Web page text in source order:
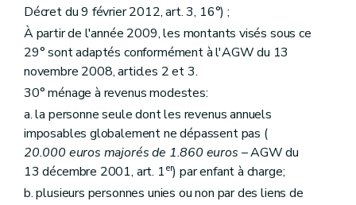
Section 5 Du comité d'orientation du Fonds
Art. 186
Chapitre V Des pouvoirs locaux
Art. 187
Art. 188
Art. 189
Art. 190
Chapitre VI Des organismes à finalité sociale
Section première Dispositions communes
Art. 191
Art. 192
Section 2 Des dispositions spécifiques aux agences immobilières sociales
Art. 193
Décret du 9 février 2012, art. 3, 16°) ;
À partir de l'année 2009, les montants visés sous ce
29° sont adaptés conformément à l'AGW du 13
novembre 2008, articles 2 et 3.
30° ménage à revenus modestes:
a. la personne seule dont les revenus annuels
imposables globalement ne dépassent pas (
20.000 euros majorés de 1.860 euros – AGW du
13 décembre 2001, art. 1er) par enfant à charge;
b. plusieurs personnes unies ou non par des liens de